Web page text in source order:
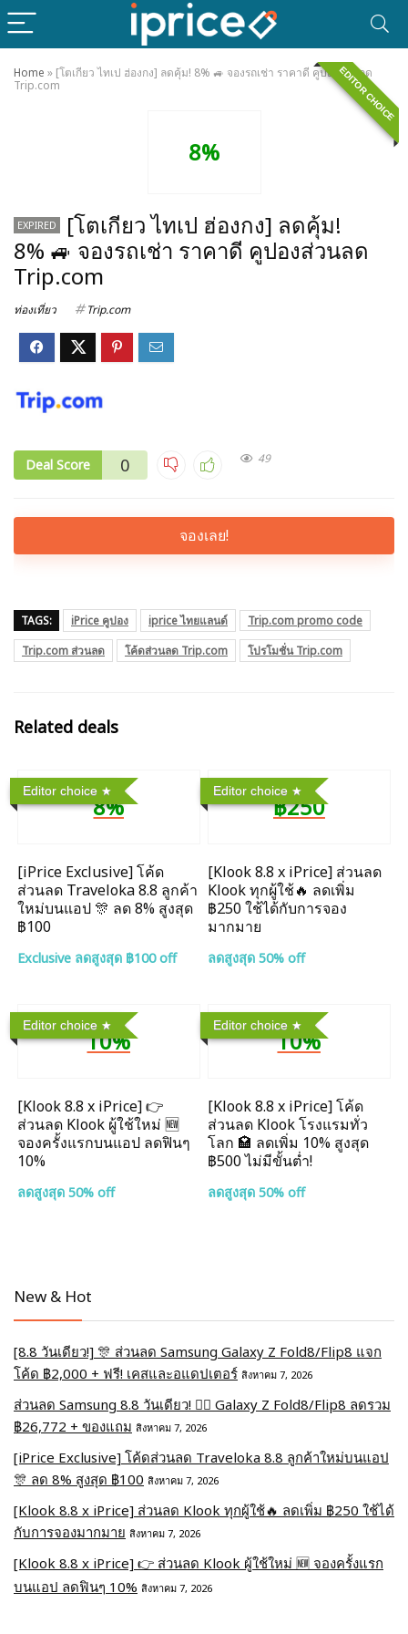
Home » [โตเกียว ไทเป ฮ่องกง] ลดคุ้ม! 8% 🚙 จองรถเช่า ราคาดี คูปองส่วนลด
Trip.com
EDITOR CHOICE
8%
EXPIRED
[โตเกียว ไทเป ฮ่องกง] ลดคุ้ม!
8% 🚙 จองรถเช่า ราคาดี คูปองส่วนลด
Trip.com
ท่องเที่ยว Trip.com
Deal Score 0 49
จองเลย!
TAGS: iPrice คูปอง iprice ไทยแลนด์
Trip.com promo code
Trip.com ส่วนลด
โค้ดส่วนลด Trip.com โปรโมชั่น Trip.com
Related deals
Editor choice
8%
[iPrice Exclusive] โค้ด
ส่วนลด Traveloka 8.8 ลูกค้า
ใหม่บนแอป 🎊 ลด 8% สูงสุด​
฿100
Exclusive ลดสูงสุด ฿100 off
Editor choice
฿250
[Klook 8.8 x iPrice] ส่วนลด
Klook ทุกผู้ใช้🔥 ลดเพิ่ม
฿250 ใช้ได้กับการจอง
มากมาย
ลดสูงสุด 50% off
Editor choice
10%
[Klook 8.8 x iPrice] 👉
ส่วนลด Klook ผู้ใช้ใหม่ 🆕
จองครั้งแรกบนแอป ลดฟินๆ
10%
ลดสูงสุด 50% off
Editor choice
10%
[Klook 8.8 x iPrice] โค้ด
ส่วนลด Klook โรงแรมทั่ว
โลก 🏩 ลดเพิ่ม 10% สูงสุด
฿500 ไม่มีขั้นต่ำ!
ลดสูงสุด 50% off
New & Hot
[8.8 วันเดียว!] 🎊 ส่วนลด Samsung Galaxy Z Fold8/Flip8 แจก
โค้ด ฿2,000 + ฟรี! เคสและอแดปเตอร์ สิงหาคม 7, 2026
ส่วนลด Samsung 8.8 วันเดียว! ❤️‍🔥 Galaxy Z Fold8/Flip8 ลดรวม
฿26,772 + ของแถม สิงหาคม 7, 2026
[iPrice Exclusive] โค้ดส่วนลด Traveloka 8.8 ลูกค้าใหม่บนแอป
🎊 ลด 8% สูงสุด​ ฿100 สิงหาคม 7, 2026
[Klook 8.8 x iPrice] ส่วนลด Klook ทุกผู้ใช้🔥 ลดเพิ่ม ฿250 ใช้ได้
กับการจองมากมาย สิงหาคม 7, 2026
[Klook 8.8 x iPrice] 👉 ส่วนลด Klook ผู้ใช้ใหม่ 🆕 จองครั้งแรก
บนแอป ลดฟินๆ 10% สิงหาคม 7, 2026